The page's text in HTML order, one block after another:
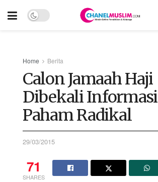
Home Berita
Calon Jamaah Haji
Dibekali Informasi
Paham Radikal
29/03/2015
71
SHARES